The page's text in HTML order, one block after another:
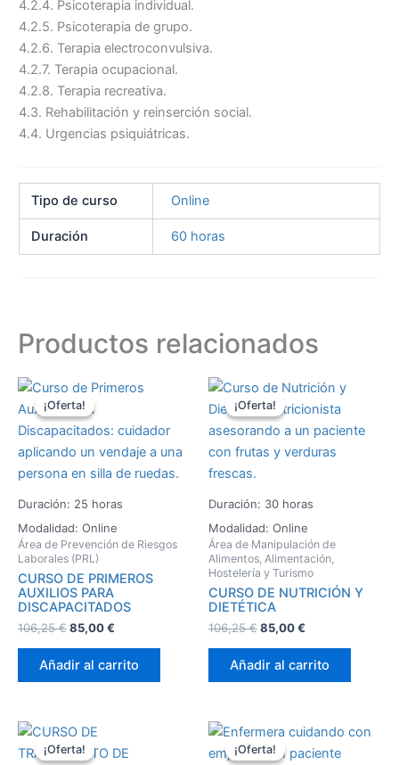
4.2.4. Psicoterapia individual.
4.2.5. Psicoterapia de grupo.
4.2.6. Terapia electroconvulsiva.
4.2.7. Terapia ocupacional.
4.2.8. Terapia recreativa.
4.3. Rehabilitación y reinserción social.
4.4. Urgencias psiquiátricas.
Tipo de curso Online
Duración 60 horas
Productos relacionados
¡Oferta!
Duración: 25 horas
Modalidad: Online
¡Oferta!
Área de Prevención de Riesgos
Laborales (PRL)
CURSO DE PRIMEROS
AUXILIOS PARA
DISCAPACITADOS
106,25€
El
precio
original
era:
85,00€
El
es:
85,00 €.
Añadir al carrito
¡Oferta!
Duración: 30 horas
Modalidad: Online
¡Oferta!
Área de Manipulación de
Alimentos, Alimentación,
Hostelería y Turismo
CURSO DE NUTRICIÓN Y
DIETÉTICA
106,25€
El
precio
original
era:
106,25 €.
85,00€
El
precio
actual
es:
85,00 €.
Añadir al carrito
¡Oferta!
¡Oferta!
El
precio
original
actual
¡Oferta!
¡Oferta!
El
precio
original
El
actual